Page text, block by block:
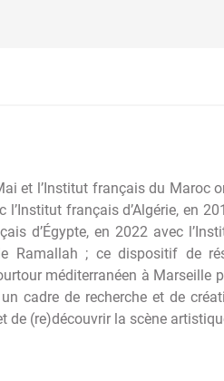
et l’Institut français du Maroc
français d’Algérie, en
d’Égypte, en 2022 avec
Ramallah ; ce dispositif de
méditerranéen à Marseille
cadre de recherche et de
de (re)découvrir la scène